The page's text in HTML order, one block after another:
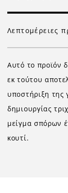
Λεπτομέρειες
Αυτό το προϊόν
εκ τούτου
υποστήριξη
δημιουργίας
μείγμα σπόρων
κουτί.